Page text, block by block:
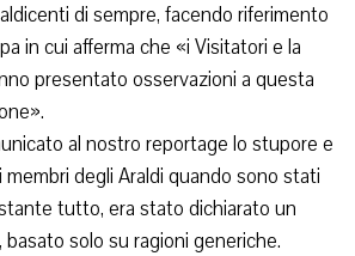
di sempre, facendo riferimento
in cui afferma che «i Visitatori e la
presentato osservazioni a questa
al nostro reportage lo stupore e
degli Araldi quando sono stati
tutto, era stato dichiarato un
solo su ragioni generiche.